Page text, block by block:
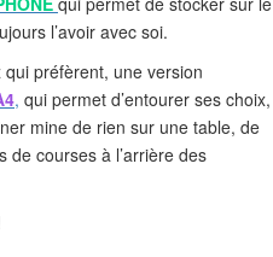
l’avoir avec soi.
préfèrent, une version
, qui permet d’entourer ses choix,
mine de rien sur une table, de
de courses à l’arrière des